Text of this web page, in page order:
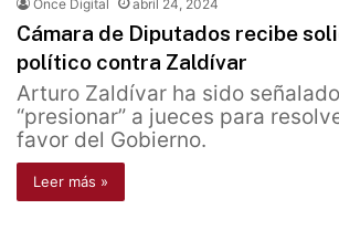
Once Digital abril 24, 2024
Cámara de Diputados recibe
político contra Zaldívar
Arturo Zaldívar ha sido
“presionar” a jueces para
favor del Gobierno.
Leer más »